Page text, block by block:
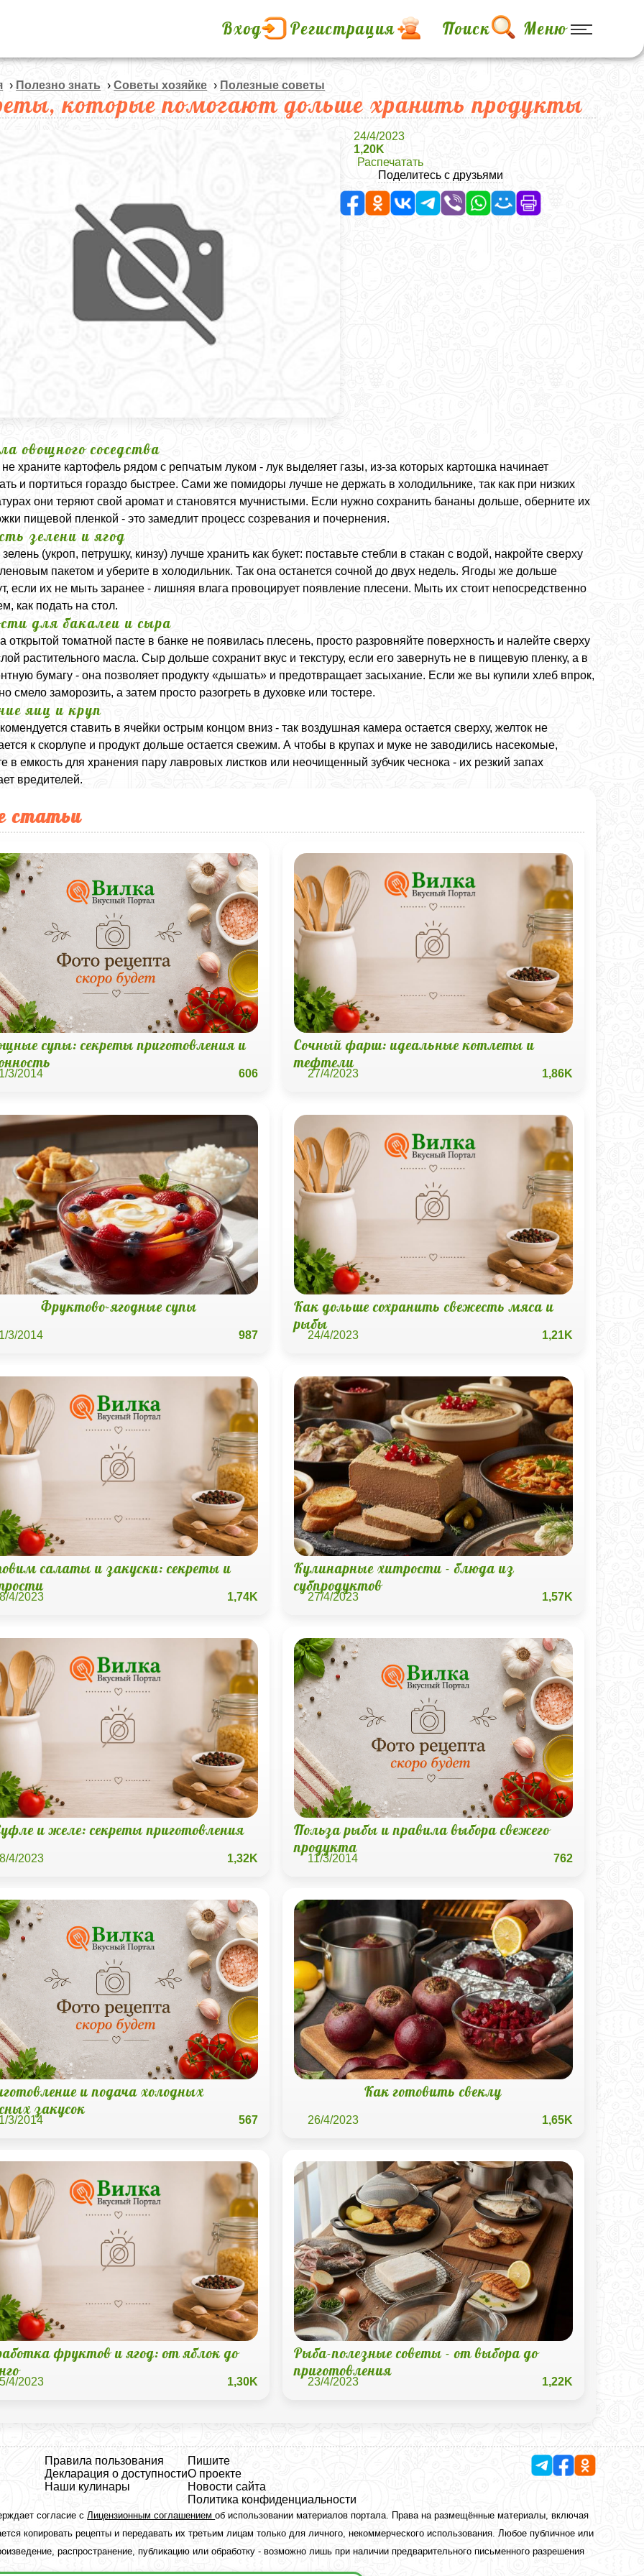
Вход Регистрация Поиск Меню
› Полезно знать ›Советы хозяйке › Полезные советы
которые помогают дольше хранить продукты
24/4/2023
1,20K
Распечатать
Поделитесь с друзьями
овощного соседства
не храните картофель рядом с репчатым луком - лук выделяет газы, из-за которых картошка начинает
и портиться гораздо быстрее. Сами же помидоры лучше не держать в холодильнике, так как при низких
они теряют свой аромат и становятся мучнистыми. Если нужно сохранить бананы дольше, оберните их
пищевой пленкой - это замедлит процесс созревания и почернения.
зелени и ягод
(укроп, петрушку, кинзу) лучше хранить как букет: поставьте стебли в стакан с водой, накройте сверху
пакетом и уберите в холодильник. Так она останется сочной до двух недель. Ягоды же дольше
если их не мыть заранее - лишняя влага провоцирует появление плесени. Мыть их стоит непосредственно
как подать на стол.
для бакалеи и сыра
открытой томатной пасте в банке не появилась плесень, просто разровняйте поверхность и налейте сверху
растительного масла. Сыр дольше сохранит вкус и текстуру, если его завернуть не в пищевую пленку, а в
бумагу - она позволяет продукту «дышать» и предотвращает засыхание. Если же вы купили хлеб впрок,
смело заморозить, а затем просто разогреть в духовке или тостере.
яиц и круп
ставить в ячейки острым концом вниз - так воздушная камера остается сверху, желток не
к скорлупе и продукт дольше остается свежим. А чтобы в крупах и муке не заводились насекомые,
в емкость для хранения пару лавровых листков или неочищенный зубчик чеснока - их резкий запах
вредителей.
статьи
супы: секреты приготовления и
3/2014 606
Сочный фарш: идеальные котлеты и
тефтели
27/4/2023 1,86K
Фруктово-ягодные супы
3/2014 987
Как дольше сохранить свежесть мяса и
рыбы
24/4/2023 1,21K
салаты и закуски: секреты и
4/2023 1,74K
Кулинарные хитрости - блюда из
субпродуктов
27/4/2023 1,57K
и желе: секреты приготовления
4/2023 1,32K
Польза рыбы и правила выбора свежего
продукта
11/3/2014 762
и подача холодных
закусок
3/2014 567
Как готовить свеклу
26/4/2023 1,65K
фруктов и ягод: от яблок до
4/2023 1,30K
Рыба-полезные советы - от выбора до
приготовления
23/4/2023 1,22K
Правила пользования
Декларация о доступности
Наши кулинары
Пишите
О проекте
Новости сайта
Политика конфиденциальности
согласие сЛицензионным соглашениемоб использовании материалов портала. Права на размещённые материалы, включая
копировать рецепты и передавать их третьим лицам только для личного, некоммерческого использования. Любое публичное или
распространение, публикацию или обработку - возможно лишь при наличии предварительного письменного разрешения